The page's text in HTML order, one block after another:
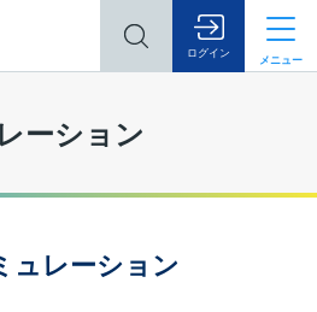
ログイン
メニュー
ーション
ュレーション